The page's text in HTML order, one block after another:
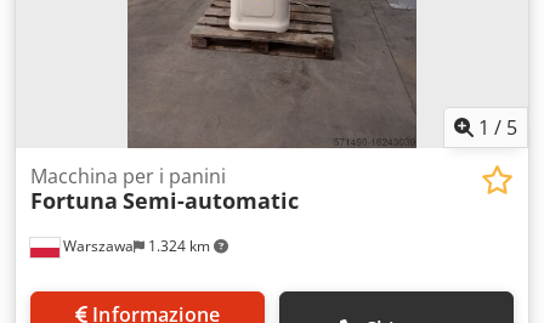
1 / 5
Warszawa 1.324 km
Macchina per i panini
Fortuna Semi-automatic